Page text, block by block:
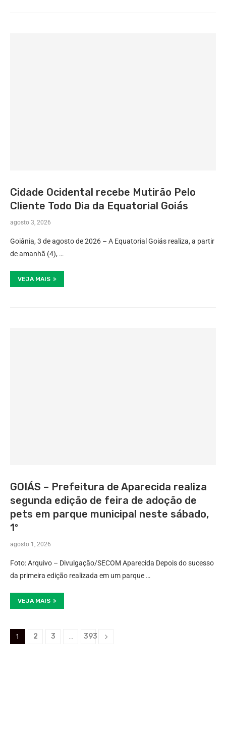
Cidade Ocidental recebe Mutirão Pelo
Cliente Todo Dia da Equatorial Goiás
agosto 3, 2026
Goiânia, 3 de agosto de 2026 – A Equatorial Goiás realiza, a partir
de amanhã (4), …
VEJA MAIS
GOIÁS – Prefeitura de Aparecida realiza
segunda edição de feira de adoção de
pets em parque municipal neste sábado,
1º
agosto 1, 2026
Foto: Arquivo – Divulgação/SECOM Aparecida Depois do sucesso
da primeira edição realizada em um parque …
VEJA MAIS
1 2 3 … 393